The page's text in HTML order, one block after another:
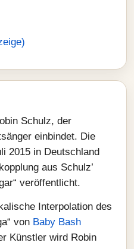
Schulz, der
einbindet. Die
2015 in Deutschland
aus Schulz’
veröffentlicht.
Interpolation des
von Baby Bash
Künstler wird Robin